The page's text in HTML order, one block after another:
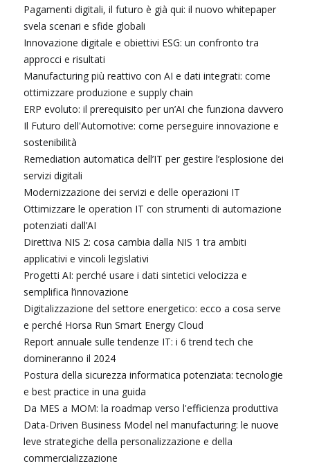
Pagamenti digitali, il futuro è già qui: il nuovo whitepaper
svela scenari e sfide globali
Innovazione digitale e obiettivi ESG: un confronto tra
approcci e risultati
Manufacturing più reattivo con AI e dati integrati: come
ottimizzare produzione e supply chain
ERP evoluto: il prerequisito per un’AI che funziona davvero
Il Futuro dell'Automotive: come perseguire innovazione e
sostenibilità
Remediation automatica dell’IT per gestire l’esplosione dei
servizi digitali
Modernizzazione dei servizi e delle operazioni IT
Ottimizzare le operation IT con strumenti di automazione
potenziati dall’AI
Direttiva NIS 2: cosa cambia dalla NIS 1 tra ambiti
applicativi e vincoli legislativi
Progetti AI: perché usare i dati sintetici velocizza e
semplifica l’innovazione
Digitalizzazione del settore energetico: ecco a cosa serve
e perché Horsa Run Smart Energy Cloud
Report annuale sulle tendenze IT: i 6 trend tech che
domineranno il 2024
Postura della sicurezza informatica potenziata: tecnologie
e best practice in una guida
Da MES a MOM: la roadmap verso l'efficienza produttiva
Data-Driven Business Model nel manufacturing: le nuove
leve strategiche della personalizzazione e della
commercializzazione